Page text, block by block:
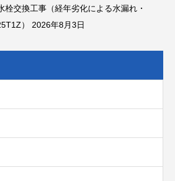
栓交換工事（経年劣化による水漏れ・
）
2026年8月3日